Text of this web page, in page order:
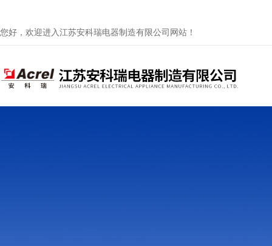
您好，欢迎进入江苏安科瑞电器制造有限公司网站！